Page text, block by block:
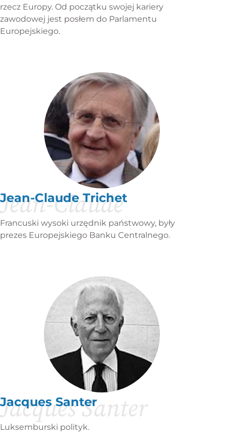
rzecz Europy. Od początku swojej kariery
zawodowej jest posłem do Parlamentu
Europejskiego.
Jean-Claude
Jean-Claude Trichet
Francuski wysoki urzędnik państwowy, były
prezes Europejskiego Banku Centralnego.
Jacques Santer
Jacques Santer
Luksemburski polityk.